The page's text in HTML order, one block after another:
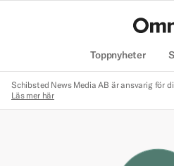
Toppnyheter
Schibsted News Media AB är ansvarig för
Läs mer här